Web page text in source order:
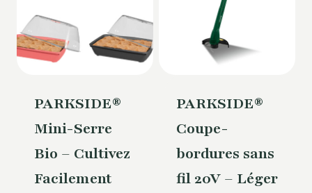
PARKSIDE®
Mini-Serre
Bio – Cultivez
Facilement
PARKSIDE®
Coupe-
bordures sans
fil 20V – Léger